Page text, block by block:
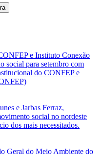
e Instituto Conexão
social para setembro com
do CONFEP e
e Jarbas Ferraz,
social no nordeste
dos mais necessitados.
Geral do Meio Ambiente do